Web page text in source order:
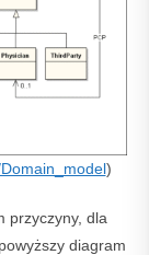
)
przyczyny, dla
diagram